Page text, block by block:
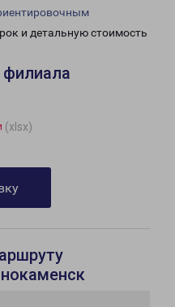
и детальную стоимость
(xlsx)